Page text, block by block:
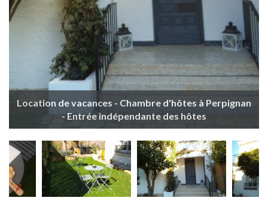
Location de vacances - Chambre d'hôtes à Perpignan
- Entrée indépendante des hôtes